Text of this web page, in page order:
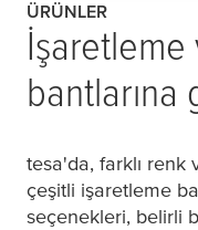
ÜRÜNLER
İşaretleme
bantlarına
tesa'da, farklı renk
çeşitli işaretleme
seçenekleri, belirli